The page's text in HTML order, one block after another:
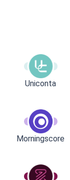
Uniconta
Morningscore